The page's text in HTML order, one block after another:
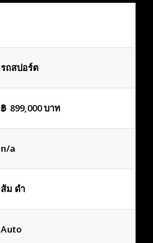
รถสปอร์ต
฿ 899,000บาท
n/a
ส้ม ดำ
Auto